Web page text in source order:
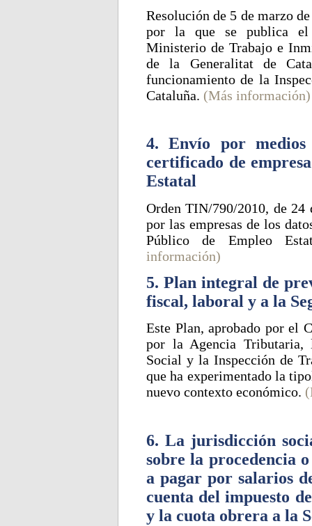
Resolución de 5 de marzo
por la que se publica el
Ministerio de Trabajo e
de la Generalitat de
funcionamiento de la
Cataluña. (Más información)
4. Envío por medios
certificado de
Estatal
Orden TIN/790/2010, de
por las empresas de los
Público de Empleo
información)
5. Plan integral de
fiscal, laboral y a la
Este Plan, aprobado por el
por la Agencia Tributaria,
Social y la Inspección de
que ha experimentado la
nuevo contexto económico.
6. La jurisdicción
sobre la procedencia
a pagar por salarios
cuenta del impuesto
y la cuota obrera a la